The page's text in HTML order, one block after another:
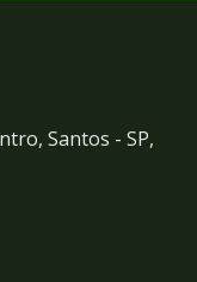
Santos - SP,